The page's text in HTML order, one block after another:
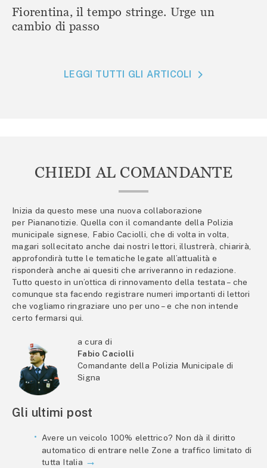
Fiorentina, il tempo stringe. Urge un
cambio di passo
LEGGI TUTTI GLI ARTICOLI
CHIEDI AL COMANDANTE
Inizia da questo mese una nuova collaborazione
per Piananotizie. Quella con il comandante della Polizia
municipale signese, Fabio Caciolli, che di volta in volta,
magari sollecitato anche dai nostri lettori, illustrerà, chiarirà,
approfondirà tutte le tematiche legate all’attualità e
risponderà anche ai quesiti che arriveranno in redazione.
Tutto questo in un’ottica di rinnovamento della testata – che
comunque sta facendo registrare numeri importanti di lettori
che vogliamo ringraziare uno per uno – e che non intende
certo fermarsi qui.
a cura di
Fabio Caciolli
Comandante della Polizia Municipale di
Signa
Gli ultimi post
Avere un veicolo 100% elettrico? Non dà il diritto
automatico di entrare nelle Zone a traffico limitato di
tutta Italia